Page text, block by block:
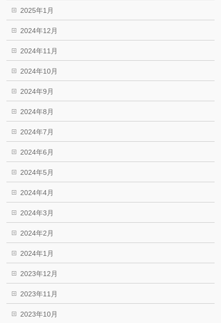
2025年1月
2024年12月
2024年11月
2024年10月
2024年9月
2024年8月
2024年7月
2024年6月
2024年5月
2024年4月
2024年3月
2024年2月
2024年1月
2023年12月
2023年11月
2023年10月